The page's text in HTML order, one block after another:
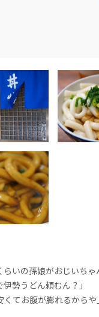
いの孫娘がおじいちゃ
勢うどん頼むん？」
くてお腹が膨れるからや